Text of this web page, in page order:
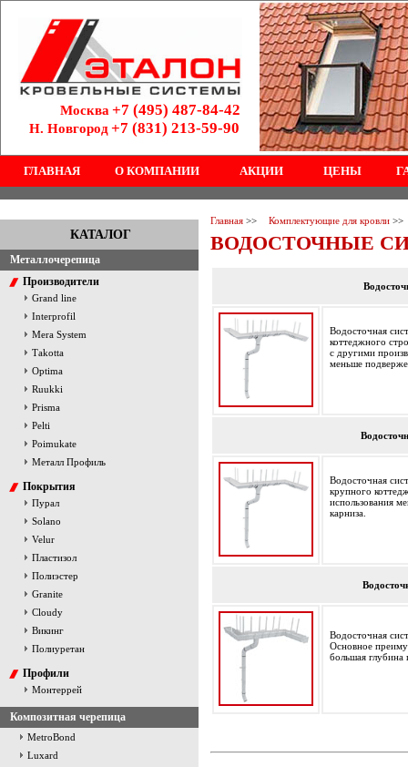
Москва +7 (495) 487-84-42
Н. Новгород+7 (831) 213-59-90
ГЛАВНАЯ О КОМПАНИИ АКЦИИ ЦЕНЫ
КАТАЛОГ
Металлочерепица
Производители
Grand line
Interprofil
Mera System
Тakotta
Optima
Ruukki
Prisma
Pelti
Poimukate
Металл Профиль
Покрытия
Пурал
Solano
Velur
Пластизол
Полиэстер
Granite
Cloudy
Викинг
Полиуретан
Профили
Монтеррей
Композитная черепица
MetroBond
Luxard
Главная >> Комплектующие для кровли >>
ВОДОСТОЧНЫЕ
Водосточная
коттеджного
с другими
меньше
Водосточная
крупного
использования
карниза.
Водосточная
Основное
большая глубина